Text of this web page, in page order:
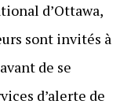
d’Ottawa,
sont invités à
de se
d’alerte de